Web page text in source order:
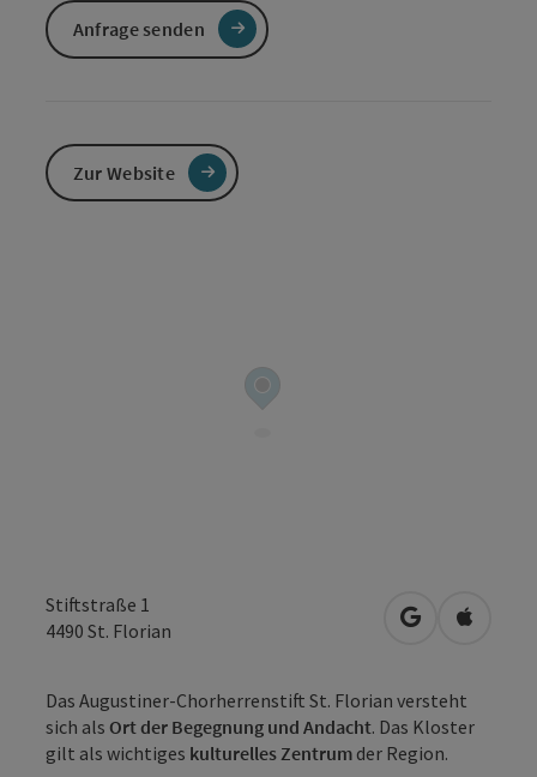
Stiftstraße 1
4490 St. Florian in Google
in
Das Augustiner-Chorherrenstift St. Florian versteht
sich als Ort der Begegnung und Andacht. Das Kloster
gilt als wichtiges kulturelles Zentrum der Region.
Anfrage senden
Zur Website